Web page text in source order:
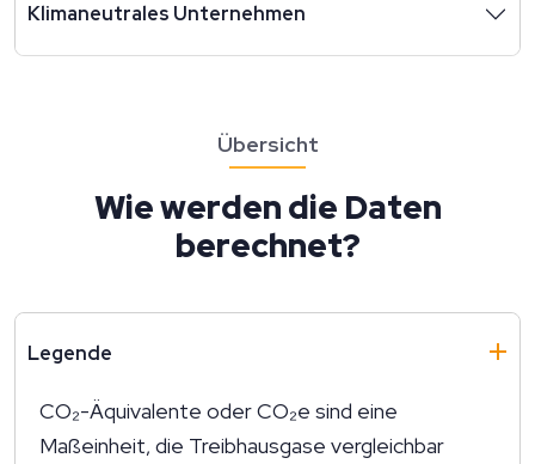
Klimaneutrales Unternehmen
Übersicht
Wie werden die Daten
berechnet?
Legende
CO₂-Äquivalente oder CO₂e sind eine
Maßeinheit, die Treibhausgase vergleichbar